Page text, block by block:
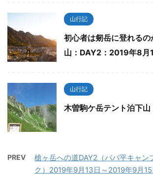
山行記
初心者は剱岳に登れる
山：DAY2：2019年8月
山行記
木曽駒ケ岳テント泊下山
PREV
槍ヶ岳への道DAY2（ババ平キャン
ク）2019年9月13日～2019年9月15